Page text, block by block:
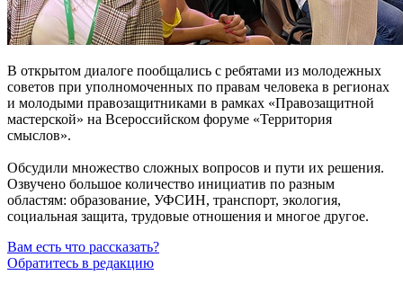
В открытом диалоге пообщались с ребятами из молодежных
советов при уполномоченных по правам человека в регионах
и молодыми правозащитниками в рамках «Правозащитной
мастерской» на Всероссийском форуме «Территория
смыслов».
Обсудили множество сложных вопросов и пути их решения.
Озвучено большое количество инициатив по разным
областям: образование, УФСИН, транспорт, экология,
социальная защита, трудовые отношения и многое другое.
Вам есть что рассказать?
Обратитесь в редакцию